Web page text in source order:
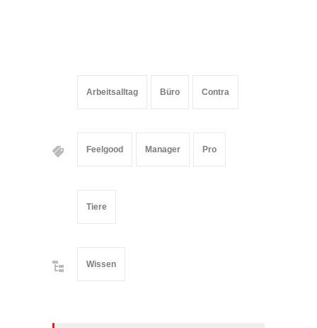
Arbeitsalltag Büro Contra
Feelgood Manager Pro
Tiere
Wissen